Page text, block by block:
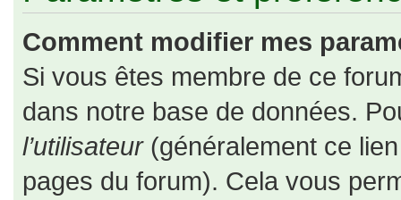
Comment modifier mes
Si vous êtes membre de ce
dans notre base de données.
l’utilisateur(généralement ce
pages du forum). Cela vous